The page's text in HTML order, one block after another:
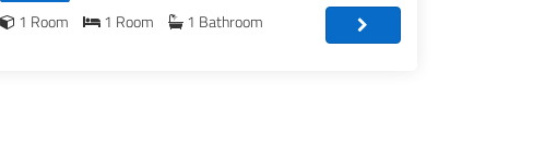
1 Room 1 Room 1 Bathroom